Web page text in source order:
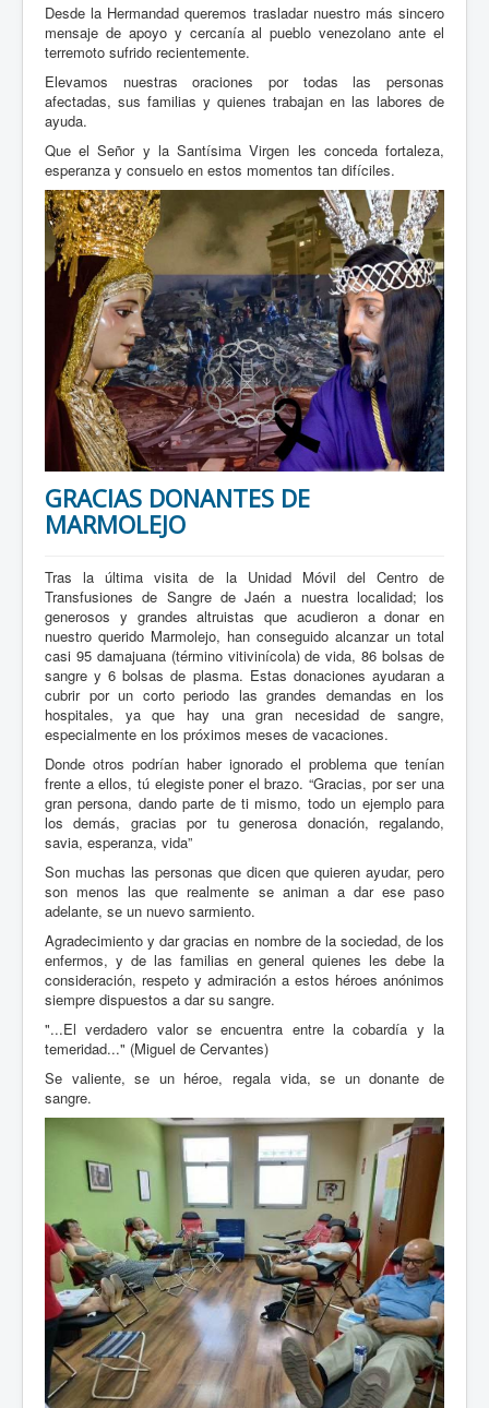
Desde la Hermandad queremos trasladar nuestro más sincero
mensaje de apoyo y cercanía al pueblo venezolano ante el
terremoto sufrido recientemente.
Elevamos nuestras oraciones por todas las personas
afectadas, sus familias y quienes trabajan en las labores de
ayuda.
Que el Señor y la Santísima Virgen les conceda fortaleza,
esperanza y consuelo en estos momentos tan difíciles.
GRACIAS DONANTES DE
MARMOLEJO
Tras la última visita de la Unidad Móvil del Centro de
Transfusiones de Sangre de Jaén a nuestra localidad; los
generosos y grandes altruistas que acudieron a donar en
nuestro querido Marmolejo, han conseguido alcanzar un total
casi 95 damajuana (término vitivinícola) de vida, 86 bolsas de
sangre y 6 bolsas de plasma. Estas donaciones ayudaran a
cubrir por un corto periodo las grandes demandas en los
hospitales, ya que hay una gran necesidad de sangre,
especialmente en los próximos meses de vacaciones.
Donde otros podrían haber ignorado el problema que tenían
frente a ellos, tú elegiste poner el brazo. “Gracias, por ser una
gran persona, dando parte de ti mismo, todo un ejemplo para
los demás, gracias por tu generosa donación, regalando,
savia, esperanza, vida”
Son muchas las personas que dicen que quieren ayudar, pero
son menos las que realmente se animan a dar ese paso
adelante, se un nuevo sarmiento.
Agradecimiento y dar gracias en nombre de la sociedad, de los
enfermos, y de las familias en general quienes les debe la
consideración, respeto y admiración a estos héroes anónimos
siempre dispuestos a dar su sangre.
"...El verdadero valor se encuentra entre la cobardía y la
temeridad..." (Miguel de Cervantes)
Se valiente, se un héroe, regala vida, se un donante de
sangre.